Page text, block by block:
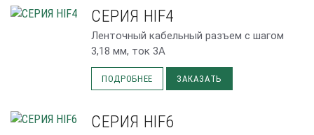
СЕРИЯ HIF4
Ленточный кабельный разъем с шагом
3,18 мм, ток 3А
ПОДРОБНЕЕ ЗАКАЗАТЬ
СЕРИЯ HIF6